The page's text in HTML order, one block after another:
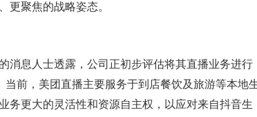
更聚焦的战略姿态。
的消息人士透露，公司正初步评估将其直播业务进行
当前，美团直播主要服务于到店餐饮及旅游等本地
务更大的灵活性和资源自主权，以应对来自抖音生